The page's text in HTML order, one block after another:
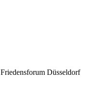
Friedensforum Düsseldorf